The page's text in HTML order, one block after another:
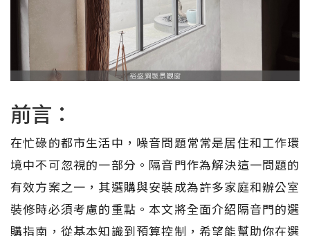
前言：
在忙碌的都市生活中，噪音問題常常是居住和工作環
境中不可忽視的一部分。隔音門作為解決這一問題的
有效方案之一，其選購與安裝成為許多家庭和辦公室
裝修時必須考慮的重點。本文將全面介紹隔音門的選
購指南，從基本知識到預算控制，希望能幫助你在選